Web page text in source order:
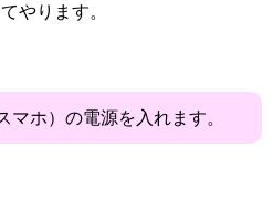
やります。
マホ）の電源を入れます。